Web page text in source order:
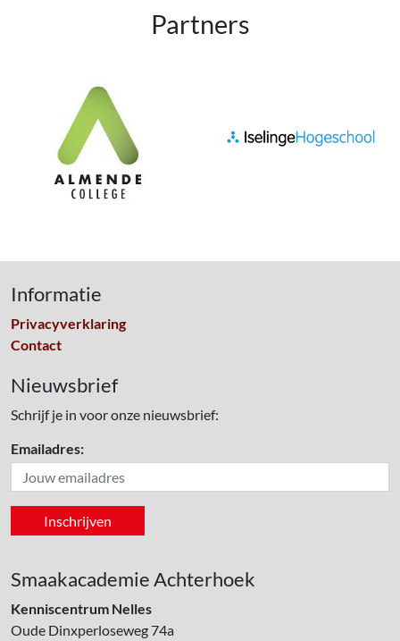
Partners
Informatie
Privacyverklaring
Contact
Nieuwsbrief
Schrijf je in voor onze nieuwsbrief:
Emailadres:
Smaakacademie Achterhoek
Kenniscentrum Nelles
Oude Dinxperloseweg 74a